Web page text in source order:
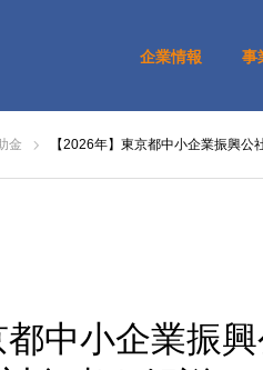
企業情報 事
金 【2026年】東京都中小企業振興
都中小企業振